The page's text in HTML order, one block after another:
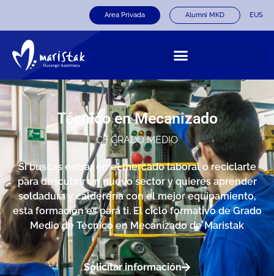
Area Privada Alumni MKD EUS
Técnico en Mecanizado
CF GRADO MEDIO
Si buscas entrar en el mercado laboral o reciclarte
para descubrir un nuevo sector y quieres aprender
soldadura y calderería con el mejor equipamiento,
esta formación es para ti. El ciclo formativo de Grado
Medio de Técnico en Mecanizado de Maristak
Solicitar información